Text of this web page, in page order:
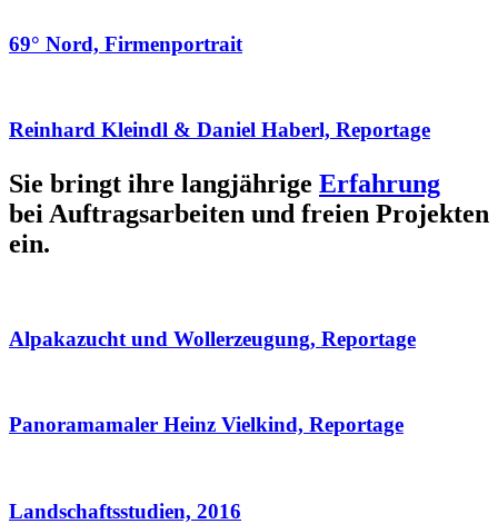
69° Nord, Firmenportrait
Reinhard Kleindl & Daniel Haberl, Reportage
Sie bringt ihre langjährige Erfahrung
bei Auftragsarbeiten und freien Projekten
ein.
Alpakazucht und Wollerzeugung, Reportage
Panoramamaler Heinz Vielkind, Reportage
Landschaftsstudien, 2016